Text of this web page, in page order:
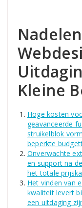
Kleine
Hoge kosten
geavanceerde
struikelblok
beperkte
Onverwachte
en support na
het totale
Het vinden van
kwaliteit levert
een uitdaging